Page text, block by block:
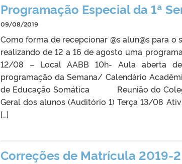
Programação Especial da 1ª
09/08/2019
Como forma de recepcionar @s alun@s para
realizando de 12 a 16 de agosto uma
12/08 – Local AABB 10h- Aula aberta de
programação da Semana/ Calendário
de Educação Somática Reunião do
Geral dos alunos (Auditório 1) Terça 13/08
[…]
Correções de Matrícula 2019-2